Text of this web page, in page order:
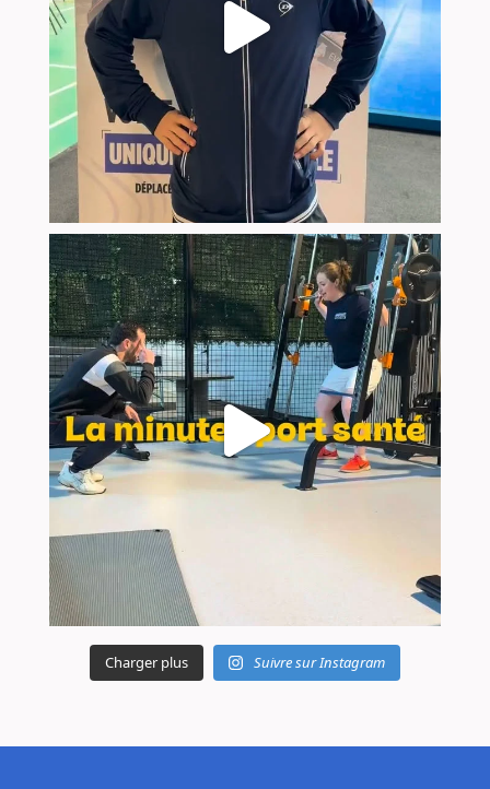
Charger plus Suivre sur Instagram